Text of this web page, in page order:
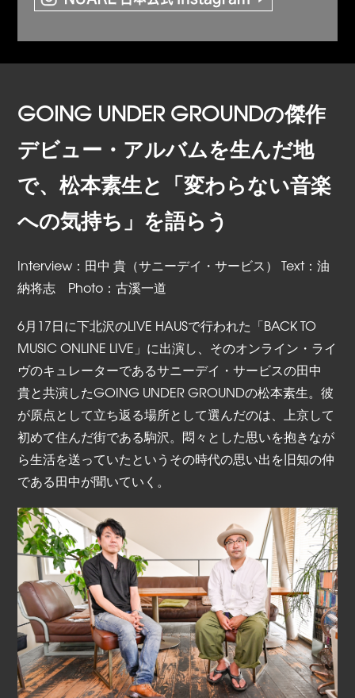
GOING UNDER GROUNDの傑作
デビュー・アルバムを生んだ地
で、松本素生と「変わらない音楽
への気持ち」を語らう
Interview：田中 貴（サニーデイ・サービス） Text：油
納将志 Photo：古溪一道
6月17日に下北沢のLIVE HAUSで行われた「BACK TO
MUSIC ONLINE LIVE」に出演し、そのオンライン・ライ
ヴのキュレーターであるサニーデイ・サービスの田中
貴と共演したGOING UNDER GROUNDの松本素生。彼
が原点として立ち返る場所として選んだのは、上京して
初めて住んだ街である駒沢。悶々とした思いを抱きなが
ら生活を送っていたというその時代の思い出を旧知の仲
である田中が聞いていく。